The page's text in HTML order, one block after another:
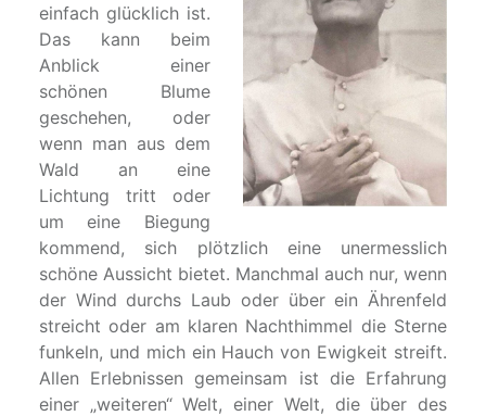
einfach glücklich ist.
Das kann beim
Anblick einer
schönen Blume
geschehen, oder
wenn man aus dem
Wald an eine
Lichtung tritt oder
um eine Biegung
kommend, sich plötzlich eine unermesslich
schöne Aussicht bietet. Manchmal auch nur, wenn
der Wind durchs Laub oder über ein Ährenfeld
streicht oder am klaren Nachthimmel die Sterne
funkeln, und mich ein Hauch von Ewigkeit streift.
Allen Erlebnissen gemeinsam ist die Erfahrung
einer „weiteren“ Welt, einer Welt, die über des